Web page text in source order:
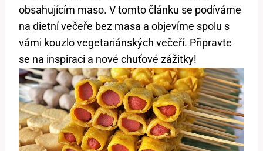
obsahujícím maso. V tomto článku se podíváme
na dietní večeře bez masa a objevíme spolu s
vámi kouzlo vegetariánských večeří. Připravte
se na inspiraci a nové chuťové zážitky!